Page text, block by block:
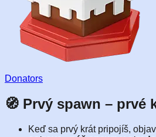
Donators
🧭 Prvý spawn – prvé
Keď sa prvý krát pripojíš,